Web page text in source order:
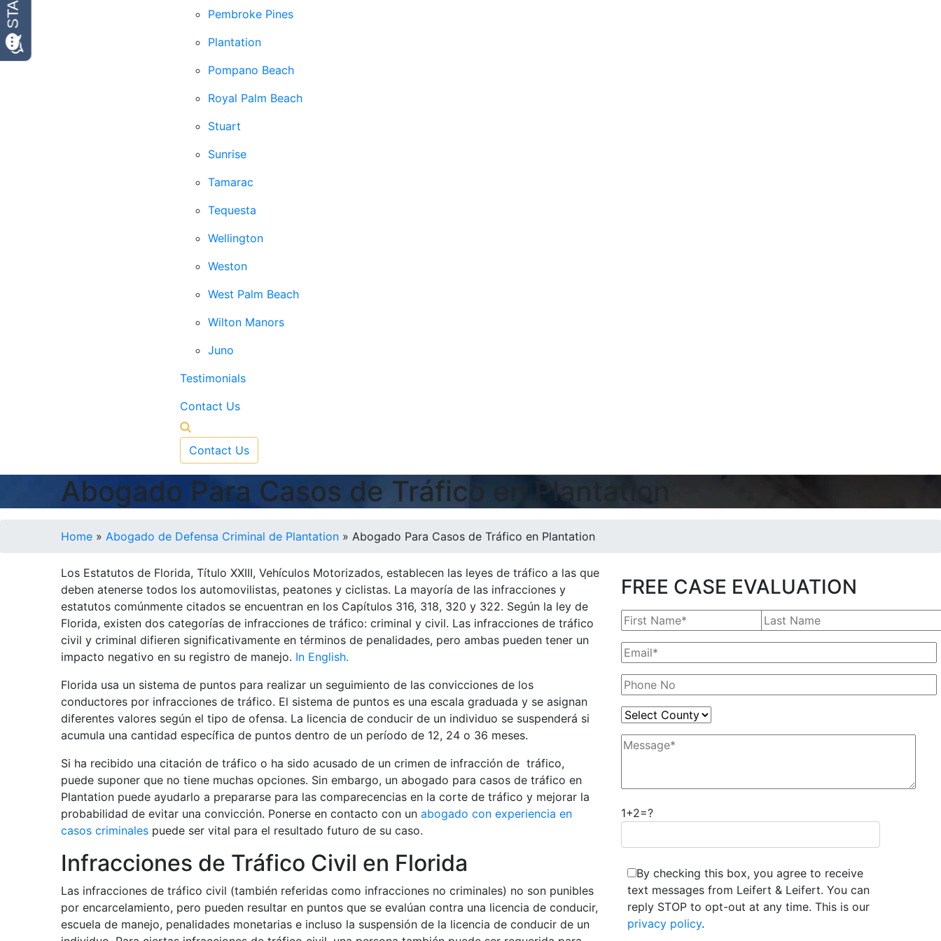
Pembroke Pines
Plantation
Pompano Beach
Royal Palm Beach
Stuart
Sunrise
Tamarac
Tequesta
Wellington
Weston
West Palm Beach
Wilton Manors
Juno
Testimonials
Contact Us
Contact Us
Abogado Para Casos de Tráfico en Plantation
Home » Abogado de Defensa Criminal de Plantation » Abogado Para Casos de Tráfico en Plantation
Los Estatutos de Florida, Título XXIII, Vehículos Motorizados, establecen las leyes de tráfico a las que
deben atenerse todos los automovilistas, peatones y ciclistas. La mayoría de las infracciones y
estatutos comúnmente citados se encuentran en los Capítulos 316, 318, 320 y 322. Según la ley de
Florida, existen dos categorías de infracciones de tráfico: criminal y civil. Las infracciones de tráfico
civil y criminal difieren significativamente en términos de penalidades, pero ambas pueden tener un
impacto negativo en su registro de manejo. In English.
Florida usa un sistema de puntos para realizar un seguimiento de las convicciones de los
conductores por infracciones de tráfico. El sistema de puntos es una escala graduada y se asignan
diferentes valores según el tipo de ofensa. La licencia de conducir de un individuo se suspenderá si
acumula una cantidad específica de puntos dentro de un período de 12, 24 o 36 meses.
Si ha recibido una citación de tráfico o ha sido acusado de un crimen de infracción de tráfico,
puede suponer que no tiene muchas opciones. Sin embargo, un abogado para casos de tráfico en
Plantation puede ayudarlo a prepararse para las comparecencias en la corte de tráfico y mejorar la
probabilidad de evitar una convicción. Ponerse en contacto con un abogado con experiencia en
casos criminales puede ser vital para el resultado futuro de su caso.
Infracciones de Tráfico Civil en Florida
Las infracciones de tráfico civil (también referidas como infracciones no criminales) no son punibles
por encarcelamiento, pero pueden resultar en puntos que se evalúan contra una licencia de conducir,
escuela de manejo, penalidades monetarias e incluso la suspensión de la licencia de conducir de un
FREE CASE EVALUATION
1+2=?
By checking this box, you agree to receive
text messages from Leifert & Leifert. You can
reply STOP to opt-out at any time. This is our
privacy policy.